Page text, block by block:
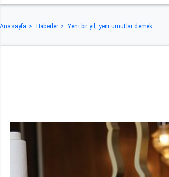
Anasayfa Haberler Yeni bir yıl, yeni umutlar demek…